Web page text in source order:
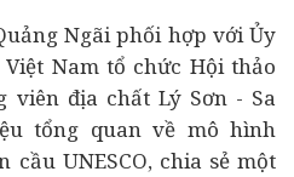
Ngãiphối hợp với Ủy
Việt Nam tổ chức Hội thảo
viên địa chất Lý Sơn - Sa
tổng quan về mô hình
cầu UNESCO, chia sẻ một